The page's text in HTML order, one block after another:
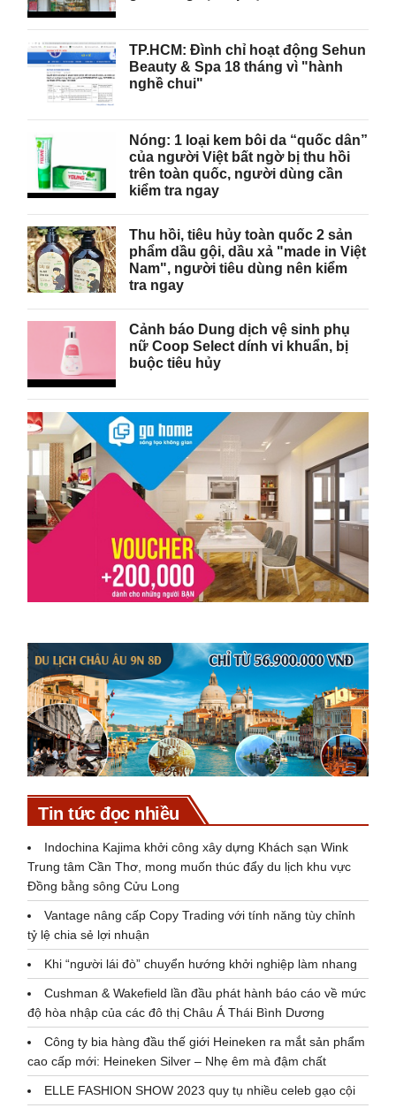
TP.HCM: Đình chỉ hoạt động Sehun
Beauty & Spa 18 tháng vì "hành
nghề chui"
Nóng: 1 loại kem bôi da “quốc dân”
của người Việt bất ngờ bị thu hồi
trên toàn quốc, người dùng cần
kiểm tra ngay
Thu hồi, tiêu hủy toàn quốc 2 sản
phẩm dầu gội, dầu xả "made in Việt
Nam", người tiêu dùng nên kiểm
tra ngay
Cảnh báo Dung dịch vệ sinh phụ
nữ Coop Select dính vi khuẩn, bị
buộc tiêu hủy
Tin tức đọc nhiều
Indochina Kajima khởi công xây dựng Khách sạn Wink
Trung tâm Cần Thơ, mong muốn thúc đẩy du lịch khu vực
Đồng bằng sông Cửu Long
Vantage nâng cấp Copy Trading với tính năng tùy chỉnh
tỷ lệ chia sẻ lợi nhuận
Khi “người lái đò” chuyển hướng khởi nghiệp làm nhang
Cushman & Wakefield lần đầu phát hành báo cáo về mức
độ hòa nhập của các đô thị Châu Á Thái Bình Dương
Công ty bia hàng đầu thế giới Heineken ra mắt sản phẩm
cao cấp mới: Heineken Silver – Nhẹ êm mà đậm chất
ELLE FASHION SHOW 2023 quy tụ nhiều celeb gạo cội